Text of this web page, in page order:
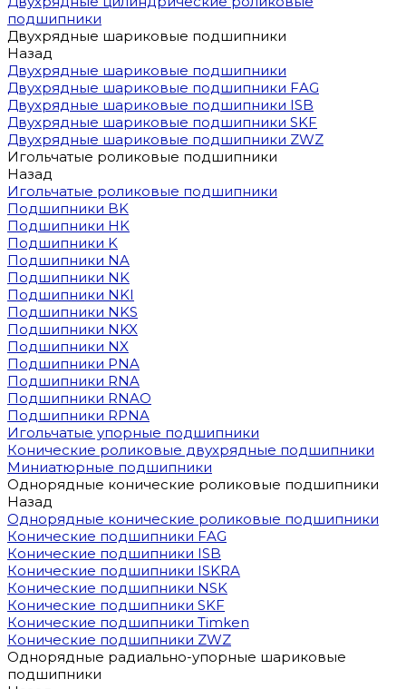
подшипники
Двухрядные шариковые подшипники
Назад
Двухрядные шариковые подшипники
Двухрядные шариковые подшипники FAG
Двухрядные шариковые подшипники ISB
Двухрядные шариковые подшипники SKF
Двухрядные шариковые подшипники ZWZ
Игольчатые роликовые подшипники
Назад
Игольчатые роликовые подшипники
Подшипники BK
Подшипники HK
Подшипники K
Подшипники NA
Подшипники NK
Подшипники NKI
Подшипники NKS
Подшипники NKX
Подшипники NX
Подшипники PNA
Подшипники RNA
Подшипники RNAO
Подшипники RPNA
Игольчатые упорные подшипники
Конические роликовые двухрядные подшипники
Миниатюрные подшипники
Однорядные конические роликовые подшипники
Назад
Однорядные конические роликовые подшипники
Конические подшипники FAG
Конические подшипники ISB
Конические подшипники ISKRA
Конические подшипники NSK
Конические подшипники SKF
Конические подшипники Timken
Конические подшипники ZWZ
Однорядные радиально-упорные шариковые
подшипники